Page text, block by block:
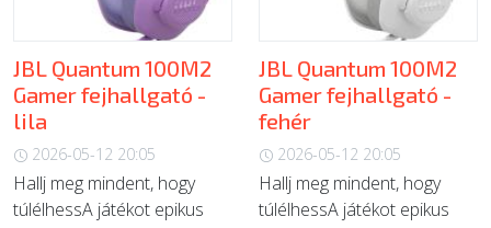
JBL Quantum 100M2
Gamer fejhallgató -
lila
2026-05-12 20:05
Hallj meg mindent, hogy
túlélhessA játékot epikus
JBL Quantum 100M2
Gamer fejhallgató -
fehér
2026-05-12 20:05
Hallj meg mindent, hogy
túlélhessA játékot epikus